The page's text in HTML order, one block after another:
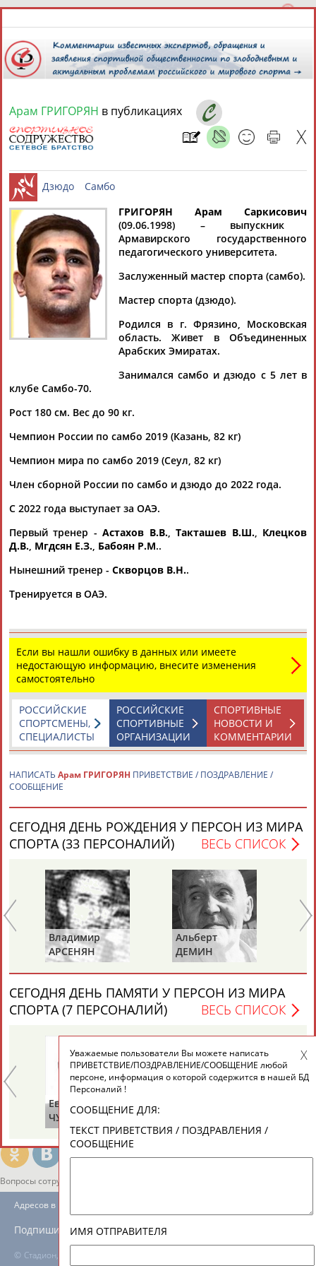
10 августа 2026 года,
СПОРТСМЕНЫ, ТРЕНЕРЫ И СПЕЦИАЛИСТЫ
Найдено: 13181персон Расширенный поиск
Аслаудин
АБАЕВ
Елена
АБАИМОВА
Мария
АБАКУМОВА
Юлия
АБАРЕНОВ
Тамилла
АБАСОВА
Рамазан
Ростом
Флюра
БУЛАТОВА
Татьяна
Акжана
Каримжан
АБДРАХМАНОВ
Аделя
АБДРАХМАНОВА
Андрей
АБДУВАЛИЕВ
Герман
АБДУЛАЕВ
АБДУЛАЕВ
АБДУЛАЕВ
АБДУЛАЗИЗОВАБДУЛБЕКОВ
Камалудин
АБДУЛДАУДОВ
Абдула
АБДУЛЖАЛИЛОВ
Магомед
АБДУЛКАГИРОВ
Назир
АБДУЛЛАЕВ
24 персон из 13181
ЕЩЁ ПЕРСОНЫ
ТАБЛО АКТИВНОСТИ
ЦЕЛИ ПРОЕКТА КОНТАКТЫ
Вопросы сотрудничества и совместной деятельности
© Стадион, 1998-2026
Адресов в новостной рассылке: 997
Подпишись
Арам ГРИГОРЯН в публикациях
Дзюдо Самбо
ГРИГОРЯН Арам Саркисович
(09.06.1998) – выпускник
Армавирского государственного
педагогического университета.
Заслуженный мастер спорта (самбо).
Мастер спорта (дзюдо).
Родился в г. Фрязино, Московская
область. Живет в Объединенных
Арабских Эмиратах.
Занимался самбо и дзюдо с 5 лет в
клубе Самбо-70.
Рост 180 см. Вес до 90 кг.
Чемпион России по самбо 2019 (Казань, 82 кг)
Чемпион мира по самбо 2019 (Сеул, 82 кг)
Член сборной России по самбо и дзюдо до 2022 года.
С 2022 года выступает за ОАЭ.
Первый тренер -Астахов В.В.,Такташев В.Ш., Клецков
Д.В., Мгдсян Е.З., Бабоян Р.М..
Нынешний тренер - Скворцов В.Н..
Тренируется в ОАЭ.
Если вы нашли ошибку в данных или имеете
недостающую информацию, внесите изменения
самостоятельно
СПОРТИВНЫЕ
НОВОСТИ И
КОММЕНТАРИИ
РОССИЙСКИЕ
СПОРТИВНЫЕ
ОРГАНИЗАЦИИ
РОССИЙСКИЕ
СПОРТСМЕНЫ,
СПЕЦИАЛИСТЫ
НАПИСАТЬ Арам ГРИГОРЯН ПРИВЕТСТВИЕ / ПОЗДРАВЛЕНИЕ /
СООБЩЕНИЕ
СЕГОДНЯ ДЕНЬ РОЖДЕНИЯ У ПЕРСОН ИЗ МИРА
СПОРТА (33 ПЕРСОНАЛИЙ)
ВЕСЬ СПИСОК
Владимир
АРСЕНЯН
Альберт
ДЕМИН
СЕГОДНЯ ДЕНЬ ПАМЯТИ У ПЕРСОН ИЗ МИРА
СПОРТА (7 ПЕРСОНАЛИЙ)
ВЕСЬ СПИСОК
Евгений
ЧУМАКОВ
Уважаемые пользователи Вы можете написать
ПРИВЕТСТВИЕ/ПОЗДРАВЛЕНИЕ/СООБЩЕНИЕ любой
персоне, информация о которой содержится в нашей БД
Персоналий !
СООБЩЕНИЕ ДЛЯ:
ТЕКСТ ПРИВЕТСТВИЯ / ПОЗДРАВЛЕНИЯ /
СООБЩЕНИЕ
ИМЯ ОТПРАВИТЕЛЯ